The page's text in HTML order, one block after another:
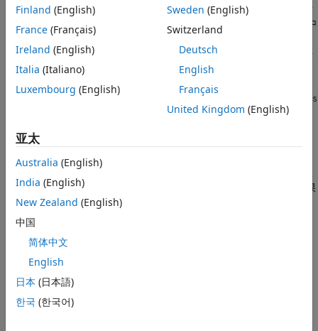
token = strtok( delimiters)使用delimiters 中的字符解析
。如果 delimiters 包括多个字符，则 strtok
中
的每个字符均视为单独的分隔符。由于分隔符是单个字符，因此
delimiters可以是任何大小，并且delimiters
中的字符可以是任
意顺序。
在此语法中，空白字符不是分隔符，除非将它们包含在 delimiters
示例
有）。如果 strtok 开头。如果
strtok在str中找不到分隔符，则它将在
前导分隔符除外，并且
上述语法中的任何输入参量一起使用。
示例
示例
Finland (English)
France (Français)
Ireland (English)
Italia (Italiano)
Luxembourg (English)
Sweden (English)
Switzerland
Deutsch
English
Français
United Kingdom (English)
亚太
Australia (English)
India (English)
New Zealand (English)
中国
简体中文
English
日本 (日本語)
한국 (한국어)